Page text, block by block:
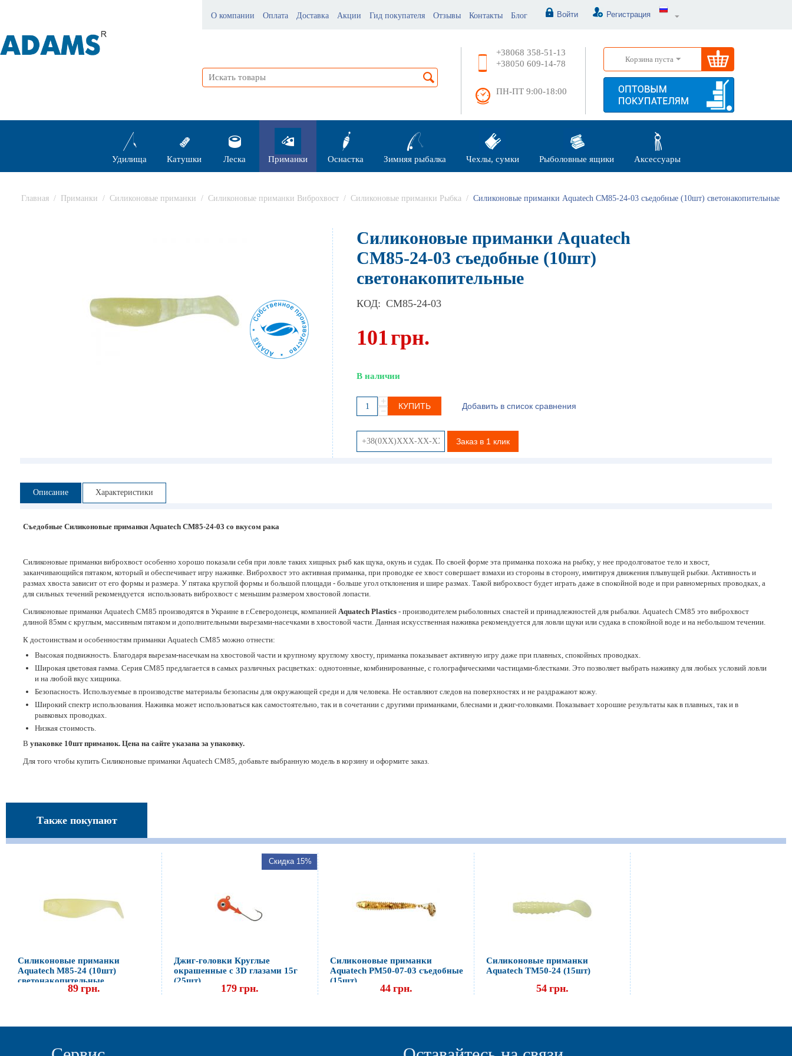
О компании Оплата Доставка Акции Гид покупателя Отзывы Контакты Блог Войти Регистрация
+38068 358-51-13
+38050 609-14-78
ПН-ПТ 9:00-18:00
Корзина пуста
Удилища Катушки Леска Приманки Оснастка Зимняя рыбалка Чехлы, сумки Рыболовные ящики Аксессуары
Главная / Приманки / Силиконовые приманки / Силиконовые приманки Виброхвост / Силиконовые приманки Рыбка / Силиконовые приманки Aquatech СМ85-24-03 съедобные (10шт) светонакопительные
Силиконовые приманки Aquatech
СМ85-24-03 съедобные (10шт)
светонакопительные
КОД: CM85-24-03
101грн.
В наличии
+
−
КУПИТЬ Добавить в список сравнения
Заказ в 1 клик
Описание Характеристики
Съедобные Силиконовые приманки Aquatech CM85-24-03 со вкусом рака
Силиконовые приманки виброхвост особенно хорошо показали себя при ловле таких хищных рыб как щука, окунь и судак. По своей форме эта приманка похожа на рыбку, у нее продолговатое тело и хвост,
заканчивающийся пятаком, который и обеспечивает игру наживке. Виброхвост это активная приманка, при проводке ее хвост совершает взмахи из стороны в сторону, имитируя движения плывущей рыбки. Активность и
размах хвоста зависит от его формы и размера. У пятака круглой формы и большой площади - больше угол отклонения и шире размах. Такой виброхвост будет играть даже в спокойной воде и при равномерных проводках, а
для сильных течений рекомендуется использовать виброхвост с меньшим размером хвостовой лопасти.
Силиконовые приманки Aquatech СМ85 производятся в Украине в г.Северодонецк, компанией Aquatech Plastics - производителем рыболовных снастей и принадлежностей для рыбалки. Aquatech СМ85 это виброхвост
длиной 85мм с круглым, массивным пятаком и дополнительными вырезами-насечками в хвостовой части. Данная искусственная наживка рекомендуется для ловли щуки или судака в спокойной воде и на небольшом течении.
К достоинствам и особенностям приманки Aquatech СМ85 можно отнести:
Высокая подвижность. Благодаря вырезам-насечкам на хвостовой части и крупному круглому хвосту, приманка показывает активную игру даже при плавных, спокойных проводках.
Широкая цветовая гамма. Серия СМ85 предлагается в самых различных расцветках: однотонные, комбинированные, с голографическими частицами-блестками. Это позволяет выбрать наживку для любых условий ловли
и на любой вкус хищника.
Безопасность. Используемые в производстве материалы безопасны для окружающей среди и для человека. Не оставляют следов на поверхностях и не раздражают кожу.
Широкий спектр использования. Наживка может использоваться как самостоятельно, так и в сочетании с другими приманками, блеснами и джиг-головками. Показывает хорошие результаты как в плавных, так и в
рывковых проводках.
Низкая стоимость.
В упаковке 10шт приманок. Цена на сайте указана за упаковку.
Для того чтобы купить Силиконовые приманки Aquatech СМ85, добавьте выбранную модель в корзину и оформите заказ.
Также покупают
Силиконовые приманки
Aquatech М85-24 (10шт)
светонакопительные
89 грн.
Скидка 15%
Джиг-головки Круглые
окрашенные с 3D глазами 15г
(25шт)
179 грн.
Силиконовые приманки
Aquatech PM50-07-03 съедобные
(15шт)
44 грн.
Силиконовые приманки
Aquatech ТМ50-24 (15шт)
54 грн.